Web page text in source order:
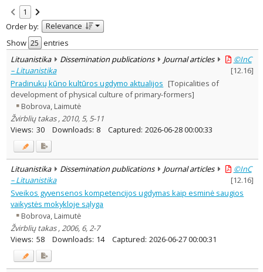
Refine
Open access
Scientific publications 28
Dissemination publications
Document Type:
Books & books parts 3
Journal articles
Subject area:
Education 31
Linguistics 1
Documentation. Iinformation
1
Sociology 7
Management 2
Text language
Country of publication
Historical periods
Lithuanian place names
Subject
Journal
1
Order by:
Relevance
Show
entries
Lituanistika
Dissemination publications Journal articles
©InC
– Lituanistika
[12.16]
Pradinukų kūno kultūros ugdymo aktualijos [Topicalities of
development of physical culture of primary-formers]
Bobrova, Laimutė
Žvirblių takas , 2010, 5, 5-11
Views: 30 Downloads: 8 Captured: 2026-06-28 00:00:33
Lituanistika Dissemination publications Journal articles
©InC
– Lituanistika
[12.16]
Sveikos gyvensenos kompetencijos ugdymas kaip esminė saugios
vaikystės mokykloje sąlyga
Bobrova, Laimutė
Žvirblių takas , 2006, 6, 2-7
Views: 58 Downloads: 14 Captured: 2026-06-27 00:00:31